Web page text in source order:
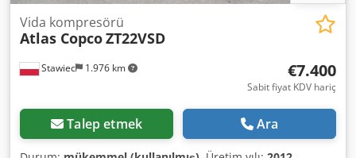
Stawiec 1.976 km
Vida kompresörü
Atlas CopcoZT22VSD
€7.400
Sabit fiyat KDV hariç
Talep etmek Ara